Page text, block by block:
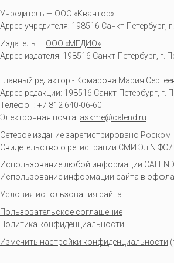
Учредитель — ООО «Квантор»
Адрес учредителя: 198516 Санкт-Петербург,
Издатель — ООО «МЕДИО»
Адрес издателя: 198516 Санкт-Петербург, г.
Главный редактор - Комарова Мария
Адрес редакции: 198516 Санкт-Петербург, г.
Телефон: +7 812 640-06-60
Электронная почта: askme@calend.ru
Сетевое издание зарегистрировано
Свидетельство о регистрации СМИ Эл.N
Использование любой информации
Использование информации сайта в
Условия использования сайта
Пользовательское соглашение
Политика конфиденциальности
Изменить настройки конфиденциальности